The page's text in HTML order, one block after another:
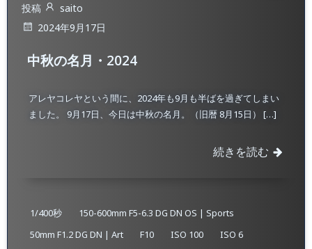
投稿
saito
2024年9月17日
中秋の名月・2024
アレヤコレヤという間に、2024年も9月も半ばを過ぎてしまい
ました。 9月17日、今日は中秋の名月。（旧暦 8月15日） […]
続きを読む
1/400秒
150-600mm F5-6.3 DG DN OS | Sports
50mm F1.2 DG DN | Art
F10 ISO 100
ISO 6